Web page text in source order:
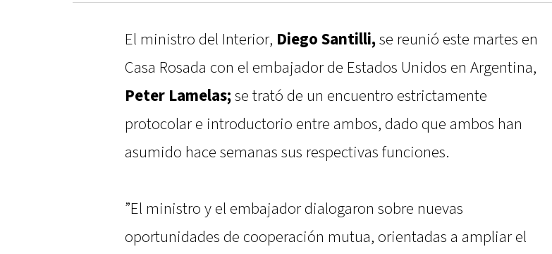
El ministro del Interior, Diego Santilli,se reunió este martes en
Casa Rosada con el embajador de Estados Unidos en Argentina,
Peter Lamelas;se trató de un encuentro estrictamente
protocolar e introductorio entre ambos, dado que ambos han
asumido hace semanas sus respectivas funciones.
”El ministro y el embajador dialogaron sobre nuevas
oportunidades de cooperación mutua, orientadas a ampliar el